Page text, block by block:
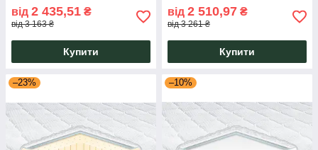
від 2 435,51 ₴
від 3 163 ₴
Купити
від 2 510,97 ₴
від 3 261 ₴
Купити
–23% –10%